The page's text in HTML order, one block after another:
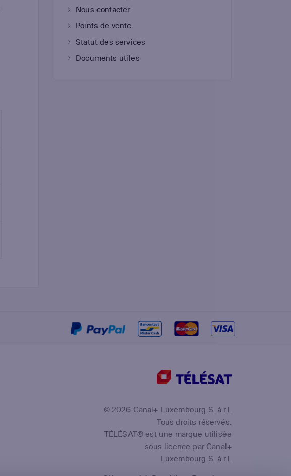
Nous contacter
Points de vente
Statut des services
Documents utiles
© 2026 Canal+ Luxembourg S. à r.l.
Tous droits réservés.
TÉLÉSAT® est une marque utilisée
sous licence par Canal+
Luxembourg S. à r.l.